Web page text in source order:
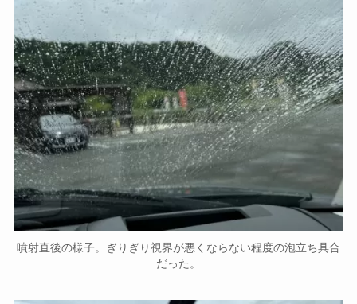
噴射直後の様子。ぎりぎり視界が悪くならない程度の泡立ち具合
だった。